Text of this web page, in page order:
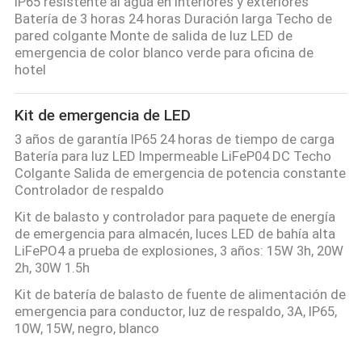
Batería de 3 horas 24 horas Duración larga Techo de
pared colgante Monte de salida de luz LED de
emergencia de color blanco verde para oficina de
hotel
Kit de emergencia de LED
3 años de garantía IP65 24 horas de tiempo de carga
Batería para luz LED Impermeable LiFeP04 DC Techo
Colgante Salida de emergencia de potencia constante
Controlador de respaldo
Kit de balasto y controlador para paquete de energía
de emergencia para almacén, luces LED de bahía alta
LiFePO4 a prueba de explosiones, 3 años: 15W 3h, 20W
2h, 30W 1.5h
Kit de batería de balasto de fuente de alimentación de
emergencia para conductor, luz de respaldo, 3A, IP65,
10W, 15W, negro, blanco